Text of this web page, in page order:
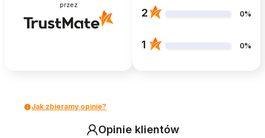
przez
2 0%
1 0%
Jak zbieramy opinie?
Opinie klientów